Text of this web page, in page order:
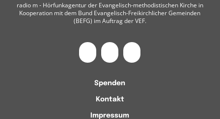
radio m ‐ Hörfunkagentur der Evangelisch-methodistischen Kirche in
Kooperation mit dem Bund Evangelisch-Freikirchlicher Gemeinden
(BEFG) im Auftrag der VEF.
Spenden
Kontakt
Impressum